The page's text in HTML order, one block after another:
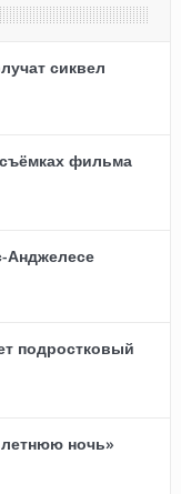
сиквел
фильма
Анджелесе
подростковый
ночь»